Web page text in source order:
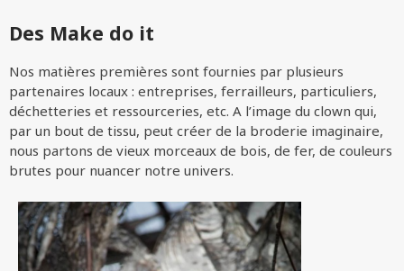
Des Make do it
Nos matières premières sont fournies par plusieurs
partenaires locaux : entreprises, ferrailleurs, particuliers,
déchetteries et ressourceries, etc. A l’image du clown qui,
par un bout de tissu, peut créer de la broderie imaginaire,
nous partons de vieux morceaux de bois, de fer, de couleurs
brutes pour nuancer notre univers.